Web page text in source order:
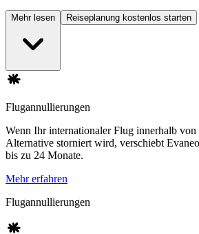
Mehr lesen Reiseplanung kostenlos starten
Flugannullierungen
Wenn Ihr internationaler Flug innerhalb von
Alternative storniert wird, verschiebt
bis zu 24 Monate.
Mehr erfahren
Flugannullierungen